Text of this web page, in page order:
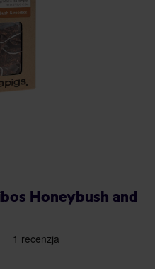
Honeybush and